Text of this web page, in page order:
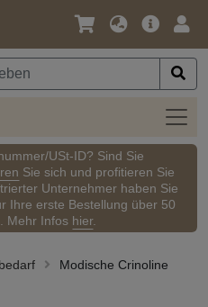
Sprache
Währung
USt-ID? Sind Sie
Sie sich und profitieren Sie
Unternehmer haben Sie
Ihre erste Bestellung über 50
Mehr Infos hier.
Modische Crinoline